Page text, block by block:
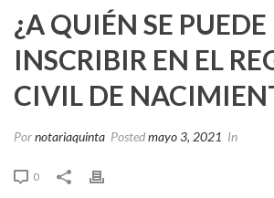
¿A QUIÉN SE PUEDE
INSCRIBIR EN EL
CIVIL DE
Pornotariaquinta Postedmayo 3, 2021 In
0